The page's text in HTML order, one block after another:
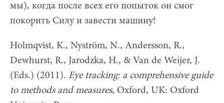
мы), когда после всех его попыток он смог
покорить Силу и завести машину!
Holmqvist, K., Nyström, N., Andersson, R.,
Dewhurst, R., Jarodzka, H., & Van de Weijer, J.
(Eds.) (2011). Eye tracking: a comprehensive guide
to methods and measures, Oxford, UK: Oxford